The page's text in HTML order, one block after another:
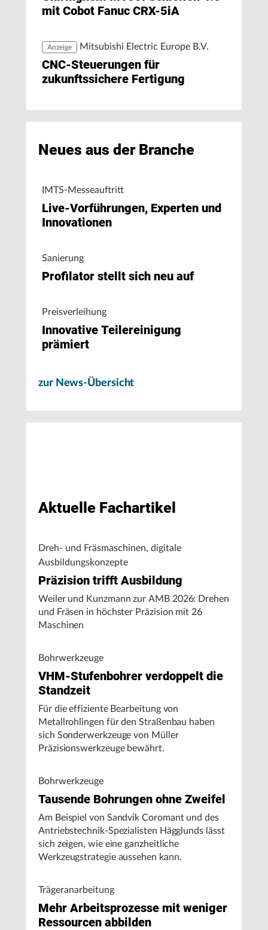
mit Cobot Fanuc CRX-5iA
Anzeige Mitsubishi Electric Europe B.V.
CNC-Steuerungen für
zukunftssichere Fertigung
Neues aus der Branche
IMTS-Messeauftritt
Live-Vorführungen, Experten und
Innovationen
Sanierung
Profilator stellt sich neu auf
Preisverleihung
Innovative Teilereinigung
prämiert
zur News-Übersicht
Aktuelle Fachartikel
Dreh- und Fräsmaschinen, digitale
Ausbildungskonzepte
Präzision trifft Ausbildung
Weiler und Kunzmann zur AMB 2026: Drehen
und Fräsen in höchster Präzision mit 26
Maschinen
Bohrwerkzeuge
VHM-Stufenbohrer verdoppelt die
Standzeit
Für die effiziente Bearbeitung von
Metallrohlingen für den Straßenbau haben
sich Sonderwerkzeuge von Müller
Präzisionswerkzeuge bewährt.
Bohrwerkzeuge
Tausende Bohrungen ohne Zweifel
Am Beispiel von Sandvik Coromant und des
Antriebstechnik-Spezialisten Hägglunds lässt
sich zeigen, wie eine ganzheitliche
Werkzeugstrategie aussehen kann.
Trägeranarbeitung
Mehr Arbeitsprozesse mit weniger
Ressourcen abbilden